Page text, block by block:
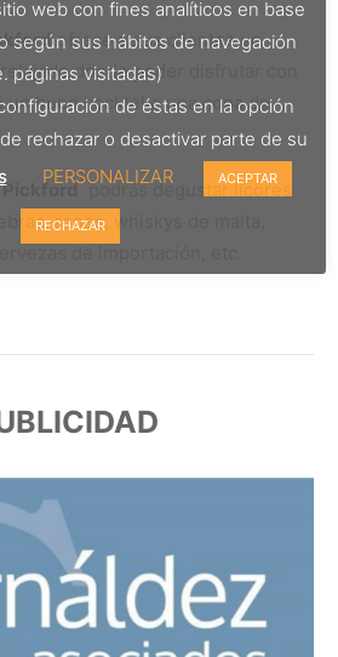
ofrece a sus clientes un
donde poder disfrutar con
un buen cocktel o una copa de
Pickfordpodrás degustar licores
rones, whiskys de malta,
web con fines analíticos en base
según sus hábitos de navegación
páginas visitadas)
de éstas en la opción
rechazar o desactivar parte de su
PERSONALIZAR ACEPTAR
RECHAZAR